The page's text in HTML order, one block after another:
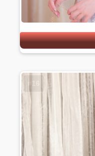
#16